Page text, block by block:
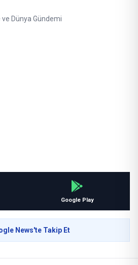
Dünya Gündemi
Google Play
News'te Takip Et